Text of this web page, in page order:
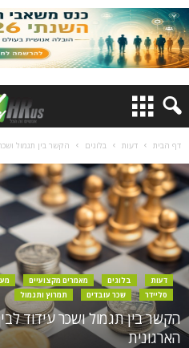
דף הבית דעות בלוגים הקשר בין תגמול
דעות בלוגים מאמרים מקצועיים
סליידר
שכר עובדים תמרוץ ותגמול
הקשר בין תגמול ושכר עידוד
הארגונית